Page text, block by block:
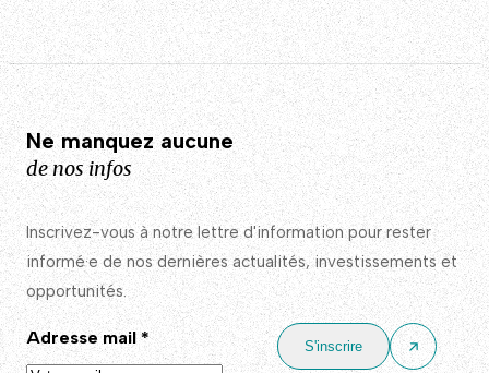
Ne manquez aucune
de nos infos
Inscrivez-vous à notre lettre d'information pour rester
informé·e de nos dernières actualités, investissements et
opportunités.
Adresse mail*